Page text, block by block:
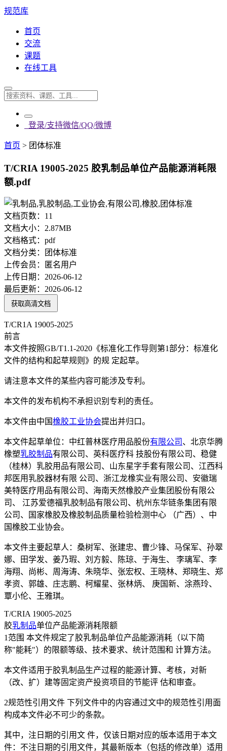
规范库
首页
交流
课题
在线工具
登录/支持微信/QQ/微博
首页 > 团体标准
T/CRIA 19005-2025 胶乳制品单位产品能源消耗限
额.pdf
文档页数： 11
文档大小： 2.87MB
文档格式： pdf
文档分类：
团体标准
上传会员：
匿名用户
上传日期： 2026-06-12
最后更新： 2026-06-12
获取高清文档
T/CR1A 19005-2025
前言
本文件按照GB/T1.1-2020《标准化工作导则第1部分：标准化
文件的结构和起草规则》的规 定起草。
请注意本文件的某些内容可能涉及专利。
本文件的发布机构不承担识别专利的责任。
本文件由中国橡胶工业协会提出并归口。
本文件起草单位：中红普林医疗用品股份有限公司 、北京华腾
橡塑乳胶制品有限公司、英科医疗科 技股份有限公司、稳健
（桂林）乳胶用品有限公司、山东星字手套有限公司、江西科
邦医用乳胶器材有限 公司、浙江龙橡实业有限公司、安徽瑞
美特医疗用品有限公司、海南天然橡胶产业集团股份有限公
司、 江苏爱德福乳胶制品有限公司、杭州东华链条集团有限
公司、国家橡胶及橡胶制品质量检验检测中心 （广西）、中
国橡胶工业协会。
本文件主要起草人：桑树军、张建忠、曹少锋、马保军、孙翠
娜、田学发、姜乃瑕、刘方毅、陈琼、于海生、 李璃军、李
海翔、尚彬、周海涛、朱晓华、张宏权、王晓林、郑晓生、郑
孝资、郭雄、庄志鹏、柯耀星、张林炳、 庚国新、涂燕玲、
覃小伦、王雅琪。
T/CRIA 19005-2025
胶乳制品单位产品能源消耗限额
1范围 本文件规定了胶乳制品单位产品能源消耗（以下简
称"能耗"）的限额等级、技术要求、统计范围和 计算方法。
本文件适用于胶乳制品生产过程的能源计算、考核，对新
（改、扩）建等固定资产投资项目的节能评 估和审查。
2规范性引用文件 下列文件中的内容通过文中的规范性引用面
构成本文件必不可少的条款。
其中，注日期的引用文 件，仅该日期对应的版本适用于本文
件：不注日期的引用文件，其最新版本（包括的修改单）适用